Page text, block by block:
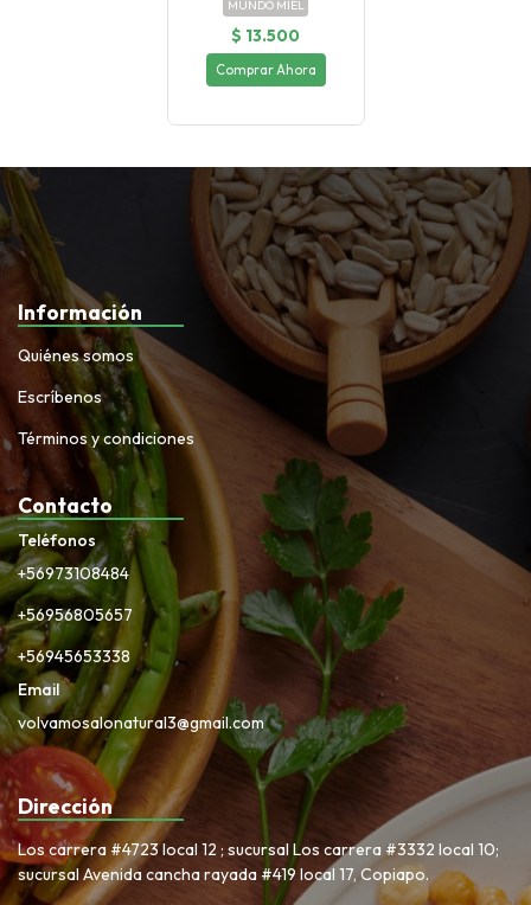
MUNDO MIEL
$ 13.500
Comprar Ahora
Información
Quiénes somos
Escríbenos
Términos y condiciones
Contacto
Teléfonos
+56973108484
+56956805657
+56945653338
Email
volvamosalonatural3@gmail.com
Dirección
Los carrera #4723 local 12 ; sucursal Los carrera #3332 local 10;
sucursal Avenida cancha rayada #419 local 17, Copiapo.